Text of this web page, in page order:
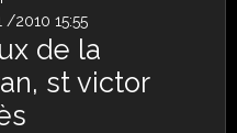
/2010 15:55
de la
st victor